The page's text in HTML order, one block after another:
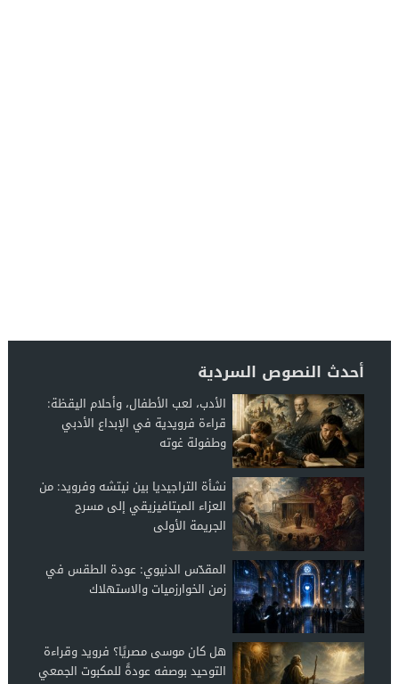
أحدث النصوص السردية
الأدب، لعب الأطفال، وأحلام اليقظة:
قراءة فرويدية في الإبداع الأدبي
وطفولة غوته
نشأة التراجيديا بين نيتشه وفرويد: من
العزاء الميتافيزيقي إلى مسرح
الجريمة الأولى
المقدّس الدنيوي: عودة الطقس في
زمن الخوارزميات والاستهلاك
هل كان موسى مصريًا؟ فرويد وقراءة
التوحيد بوصفه عودةً للمكبوت الجمعي